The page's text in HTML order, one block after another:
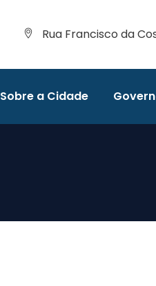
Rua Francisco da
Sobre a Cidade